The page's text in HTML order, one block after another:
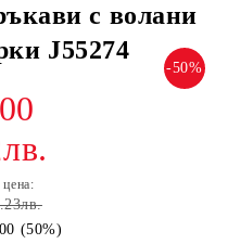
с волани
J55274
-50%
(50%)